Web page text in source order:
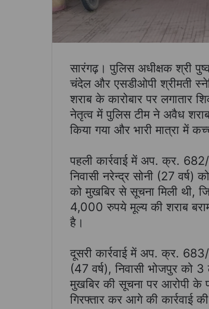
सारंगढ़। पुलिस अधीक्षक श्री
चंदेल और एसडीओपी श्रीमती
शराब के कारोबार पर लगातार
नेतृत्व में पुलिस टीम ने अवैध शराब
किया गया और भारी मात्रा में
पहली कार्रवाई में अप. क्र.
निवासी नरेन्द्र सोनी (27
को मुखबिर से सूचना मिली थी,
4,000 रुपये मूल्य की शराब
है।
दूसरी कार्रवाई में अप. क्र.
(47 वर्ष), निवासी भोजपुर को
मुखबिर की सूचना पर आरोपी
गिरफ्तार कर आगे की कार्रवाई